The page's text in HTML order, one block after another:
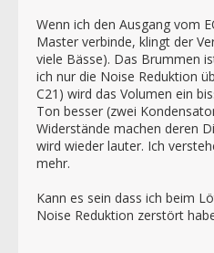
Wenn ich den Ausgang vom
Master verbinde, klingt der
viele Bässe). Das Brummen
ich nur die Noise Reduktion
C21) wird das Volumen ein
Ton besser (zwei
Widerstände machen deren
wird wieder lauter. Ich
mehr.
Kann es sein dass ich beim
Noise Reduktion zerstört